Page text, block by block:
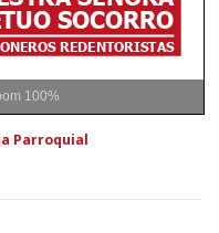
100%
Parroquial